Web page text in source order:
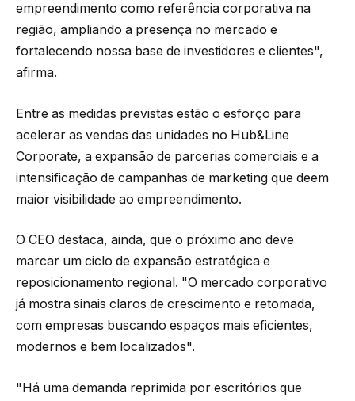
empreendimento como referência corporativa na
região, ampliando a presença no mercado e
fortalecendo nossa base de investidores e clientes",
afirma.
Entre as medidas previstas estão o esforço para
acelerar as vendas das unidades no Hub&Line
Corporate, a expansão de parcerias comerciais e a
intensificação de campanhas de marketing que deem
maior visibilidade ao empreendimento.
O CEO destaca, ainda, que o próximo ano deve
marcar um ciclo de expansão estratégica e
reposicionamento regional. "O mercado corporativo
já mostra sinais claros de crescimento e retomada,
com empresas buscando espaços mais eficientes,
modernos e bem localizados".
"Há uma demanda reprimida por escritórios que